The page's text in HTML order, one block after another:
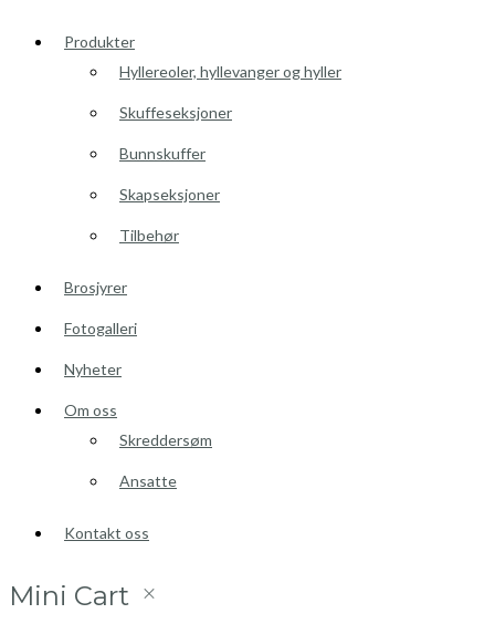
Produkter
Hyllereoler, hyllevanger og hyller
Skuffeseksjoner
Bunnskuffer
Skapseksjoner
Tilbehør
Brosjyrer
Fotogalleri
Nyheter
Om oss
Skreddersøm
Ansatte
Kontakt oss
Mini Cart